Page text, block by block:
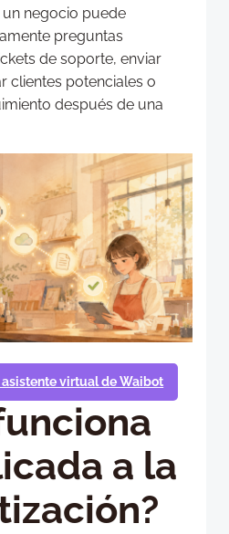
negocio puede
preguntas
de soporte, enviar
clientes potenciales o
después de una
asistente virtual de Waibot
a la